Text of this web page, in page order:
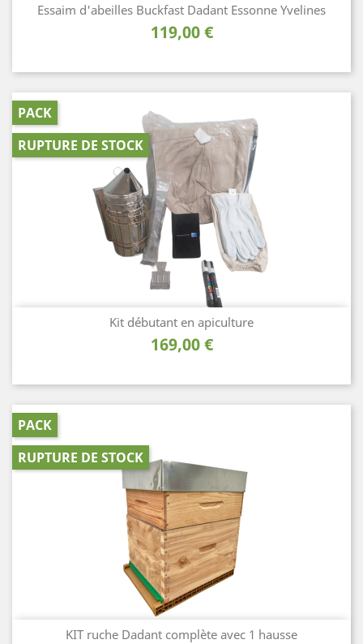
Essaim d'abeilles Buckfast Dadant Essonne Yvelines
Prix
119,00 €
Kit débutant en apiculture
Prix
169,00 €
PACK
RUPTURE DE STOCK
KIT ruche Dadant complète avec 1 hausse
PACK
RUPTURE DE STOCK